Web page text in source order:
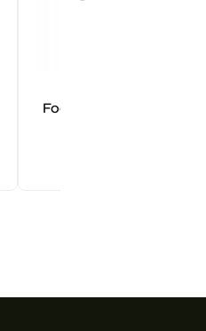
Footjoy FJ Spectrum